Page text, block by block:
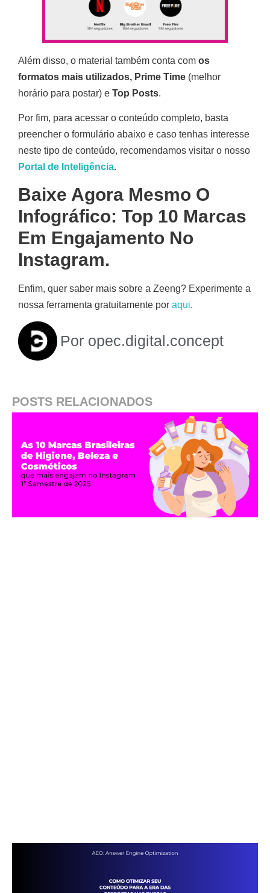
Além disso, o material também conta com os
formatos mais utilizados, Prime Time (melhor
horário para postar) e Top Posts.
Por fim, para acessar o conteúdo completo, basta
preencher o formulário abaixo e caso tenhas interesse
neste tipo de conteúdo, recomendamos visitar o nosso
Portal de Inteligência.
Baixe Agora Mesmo O
Infográfico: Top 10 Marcas
Em Engajamento No
Instagram.
Enfim, quer saber mais sobre a Zeeng? Experimente a
nossa ferramenta gratuitamente por aqui.
Por opec.digital.concept
POSTS RELACIONADOS